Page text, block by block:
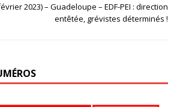
2023) – Guadeloupe – EDF-PEI : direction
entêtée, grévistes déterminés !